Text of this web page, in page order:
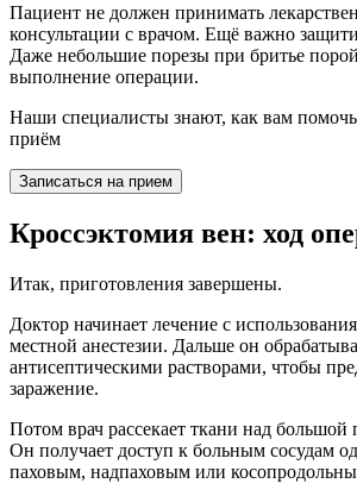
Пациент не должен принимать
консультации с врачом. Ещё важно
Даже небольшие порезы при бритье
выполнение операции.
Наши специалисты знают, как вам
приём
Записаться на прием
Кроссэктомия вен: ход
Итак, приготовления завершены.
Доктор начинает лечение с
местной анестезии. Дальше он
антисептическими растворами, чтобы
заражение.
Потом врач рассекает ткани над
Он получает доступ к больным сосудам
паховым, надпаховым или